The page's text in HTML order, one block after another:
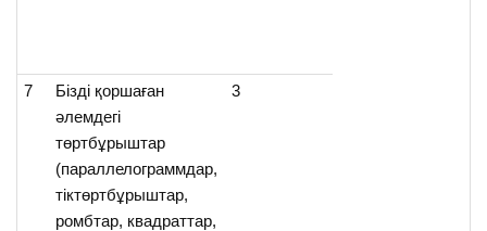
7
Бізді қоршаған
әлемдегі
төртбұрыштар
(параллелограммдар,
тіктөртбұрыштар,
ромбтар, квадраттар,
3